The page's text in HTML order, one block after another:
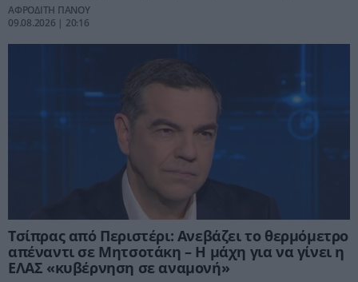
ΑΦΡΟΔΙΤΗ ΠΑΝΟΥ
09.08.2026 | 20:16
Τσίπρας από Περιστέρι: Ανεβάζει το θερμόμετρο
απέναντι σε Μητσοτάκη – Η μάχη για να γίνει η
ΕΛΑΣ «κυβέρνηση σε αναμονή»